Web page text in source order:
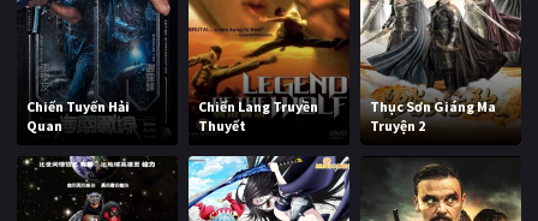
Chiến Tuyến Hải
Quan
Chiến Lang Truyền
Thuyết
Thục Sơn Giáng Ma
Truyện 2